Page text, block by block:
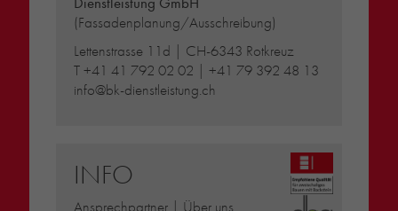
(Fassadenplanung/Ausschreibung)
Lettenstrasse 11d | CH-6343 Rotkreuz
T+41 41 792 02 02 |+41 79 392 48 13
info@bk-dienstleistung.ch
INFO
Ansprechpartner | Über uns